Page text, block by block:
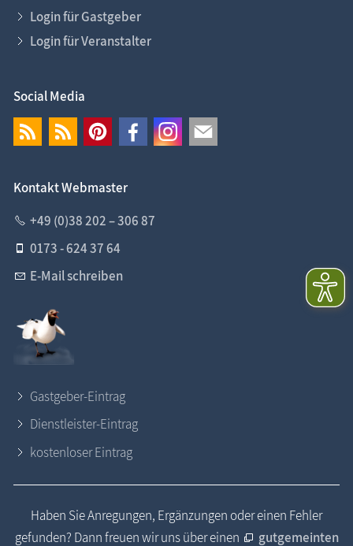
Login für Gastgeber
Login für Veranstalter
Social Media
Kontakt Webmaster
+49 (0)38 202 – 306 87
0173 - 624 37 64
E-Mail schreiben
Gastgeber-Eintrag
Dienstleister-Eintrag
kostenloser Eintrag
Haben Sie Anregungen, Ergänzungen oder einen Fehler
gefunden? Dann freuen wir uns über einen
gutgemeinten